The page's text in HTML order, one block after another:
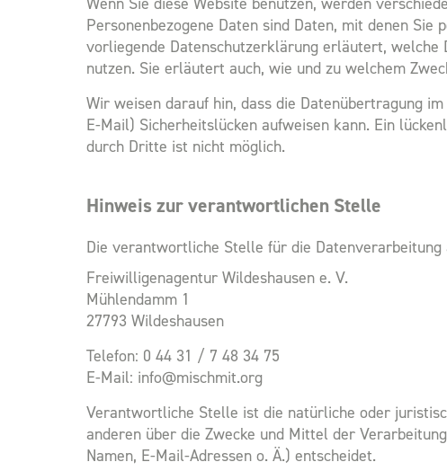
Personenbezogene Daten sind Daten, mit denen
vorliegende Datenschutzerklärung erläutert,
nutzen. Sie erläutert auch, wie und zu welchem
Wir weisen darauf hin, dass die Datenübertragung
E-Mail) Sicherheitslücken aufweisen kann. Ein
durch Dritte ist nicht möglich.
Hinweis zur verantwortlichen Stelle
Die verantwortliche Stelle für die Datenverarbeitung
Freiwilligenagentur Wildeshausen e. V.
Mühlendamm 1
27793 Wildeshausen
Telefon: 0 44 31 / 7 48 34 75
E-Mail: info@mischmit.org
Verantwortliche Stelle ist die natürliche oder
anderen über die Zwecke und Mittel der
Namen, E-Mail-Adressen o. Ä.) entscheidet.